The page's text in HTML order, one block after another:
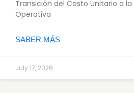
Transición del Costo Unitario a
Operativa
SABER MÁS
July 17, 2026